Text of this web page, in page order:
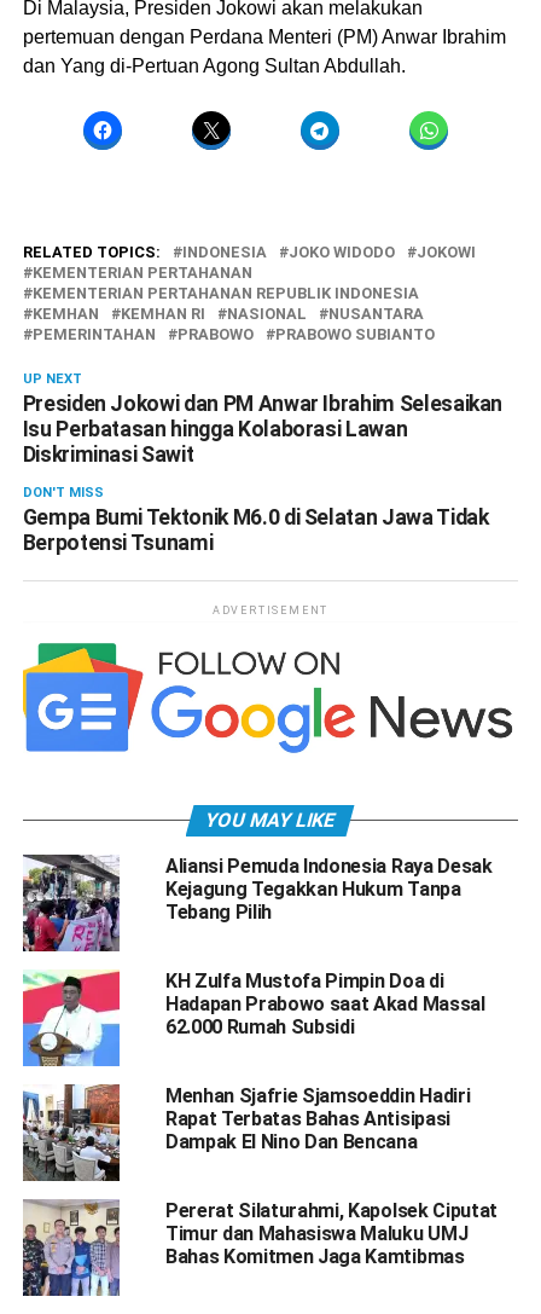
Di Malaysia, Presiden Jokowi akan melakukan
pertemuan dengan Perdana Menteri (PM) Anwar Ibrahim
dan Yang di-Pertuan Agong Sultan Abdullah.
RELATED TOPICS: INDONESIA JOKO WIDODO
JOKOWI
KEMENTERIAN PERTAHANAN
KEMENTERIAN PERTAHANAN REPUBLIK INDONESIA
KEMHAN
KEMHAN RI NASIONAL
NUSANTARA
PEMERINTAHAN
PRABOWO PRABOWO SUBIANTO
UP NEXT
Presiden Jokowi dan PM Anwar Ibrahim Selesaikan
Isu Perbatasan hingga Kolaborasi Lawan
Diskriminasi Sawit
DON'T MISS
Gempa Bumi Tektonik M6.0 di Selatan Jawa Tidak
Berpotensi Tsunami
ADVERTISEMENT
YOU MAY LIKE
Aliansi Pemuda Indonesia Raya Desak
Kejagung Tegakkan Hukum Tanpa
Tebang Pilih
KH Zulfa Mustofa Pimpin Doa di
Hadapan Prabowo saat Akad Massal
62.000 Rumah Subsidi
Menhan Sjafrie Sjamsoeddin Hadiri
Rapat Terbatas Bahas Antisipasi
Dampak El Nino Dan Bencana
Pererat Silaturahmi, Kapolsek Ciputat
Timur dan Mahasiswa Maluku UMJ
Bahas Komitmen Jaga Kamtibmas